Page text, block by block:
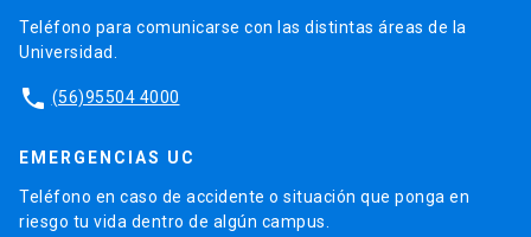
Teléfono para comunicarse con las distintas áreas de la
Universidad.
phone (56)95504 4000
EMERGENCIAS UC
Teléfono en caso de accidente o situación que ponga en
riesgo tu vida dentro de algún campus.